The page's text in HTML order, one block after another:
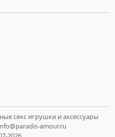
секс игрушки и аксессуары
amour.ru